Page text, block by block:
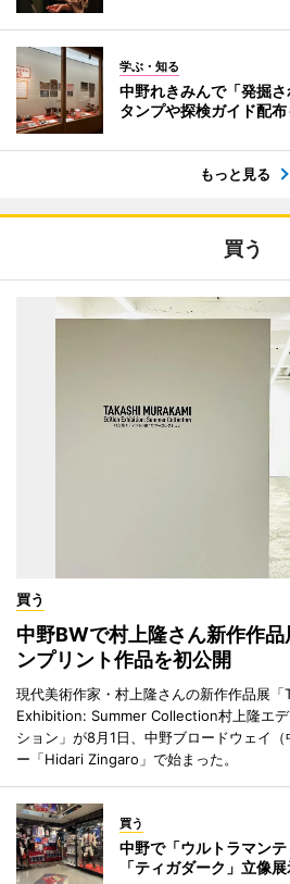
学ぶ・知る
中野れきみんで「発掘
タンプや探検ガイド配布
もっと見る
買う
買う
中野BWで村上隆さん新作作
ンプリント作品を初公開
現代美術作家・村上隆さんの新作作品展
Exhibition: Summer Collection村上隆エデ
ション」が8月1日、中野ブロードウェイ
ー「Hidari Zingaro」で始まった。
買う
中野で「ウルトラマン
「ティガダーク」立像